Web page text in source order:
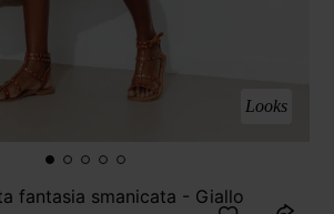
Looks
fantasia smanicata - Giallo